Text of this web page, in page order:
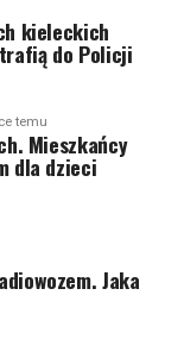
kieleckich
do Policji
temu
Mieszkańcy
dla dzieci
Jaka